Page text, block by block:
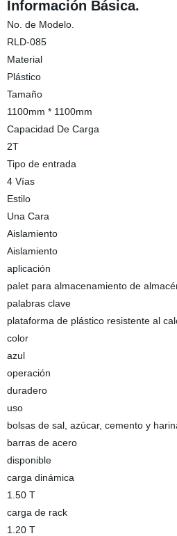
Información Básica.
No. de Modelo.
RLD-085
Material
Plástico
Tamaño
1100mm * 1100mm
Capacidad De Carga
2T
Tipo de entrada
4 Vías
Estilo
Una Cara
Aislamiento
Aislamiento
aplicación
palet para almacenamiento de
palabras clave
plataforma de plástico resistente al
color
azul
operación
duradero
uso
bolsas de sal, azúcar, cemento y
barras de acero
disponible
carga dinámica
1.50 T
carga de rack
1.20 T